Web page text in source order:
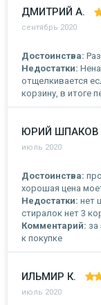
ДМИТРИЙ А.
сентябрь 2020
Достоинства:
Недостатки:
отщелкивается
корзину, в итоге
ЮРИЙ ШПАКОВ
июль 2020
Достоинства:
хорошая цена
Недостатки: нет
стиралок нет 3
Комментарий: за
к покупке
ИЛЬМИР К.
июль 2020